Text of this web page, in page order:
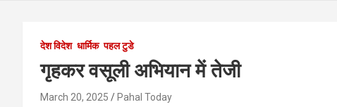
देश विदेश धार्मिक पहल टुडे
गृहकर वसूली अभियान में तेजी
March 20, 2025 Pahal Today